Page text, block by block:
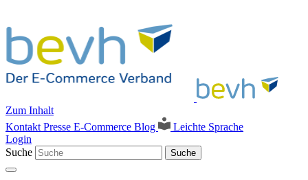
Zum Inhalt
Kontakt Presse E-Commerce Blog
Leichte Sprache
Login
Suche
Suche